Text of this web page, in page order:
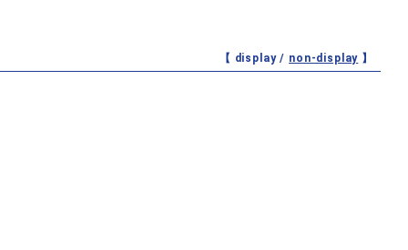
【 display / non-display 】